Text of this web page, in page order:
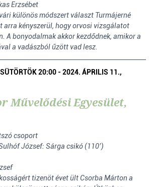
Erzsébet
különös módszert választ Turmájerné
arra kényszerül, hogy orvosi vizsgálatot
A bonyodalmak akkor kezdődnek, amikor a
a vadászból űzött vad lesz.
20:00 - 2024. ÁPRILIS 11.,
Művelődési Egyesület,
csoport
József: Sárga csikó (110’)
tizenöt évet ült Csorba Márton a